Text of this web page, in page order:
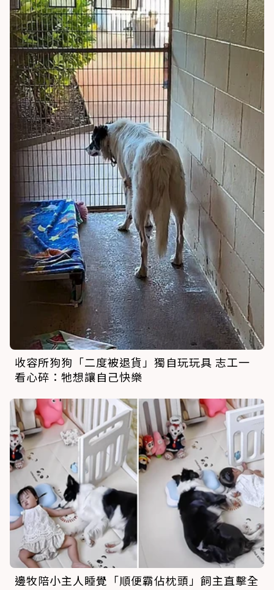
收容所狗狗「二度被退貨」獨自玩玩具 志工一
看心碎：牠想讓自己快樂
邊牧陪小主人睡覺「順便霸佔枕頭」飼主直擊全